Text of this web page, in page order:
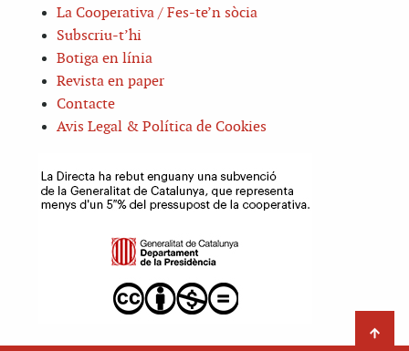
La Cooperativa / Fes-te’n sòcia
Subscriu-t’hi
Botiga en línia
Revista en paper
Contacte
Avis Legal & Política de Cookies